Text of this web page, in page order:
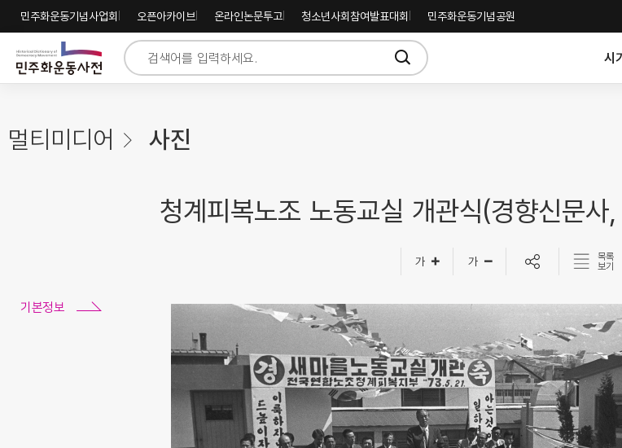
가
기
기
민주화운동기념사업회 오픈아카이브 온라인논문투고 청소년사회참여발표대회 민주화운동기념공원
시
멀티미디어 사진
청계피복노조 노동교실 개관식(경향신문사
목록
보기
기본정보